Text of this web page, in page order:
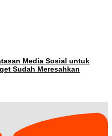
Media Sosial untuk
Sudah Meresahkan